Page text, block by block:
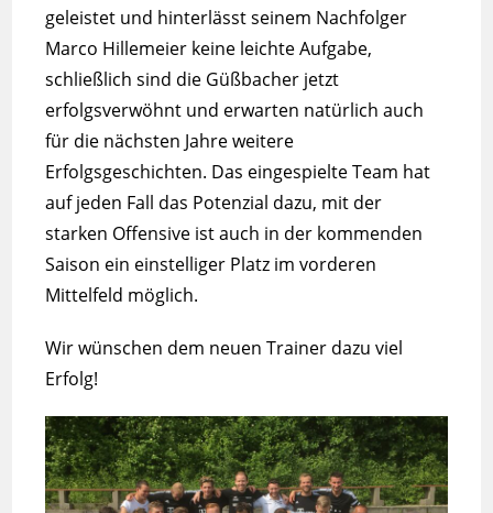
geleistet und hinterlässt seinem Nachfolger
Marco Hillemeier keine leichte Aufgabe,
schließlich sind die Güßbacher jetzt
erfolgsverwöhnt und erwarten natürlich auch
für die nächsten Jahre weitere
Erfolgsgeschichten. Das eingespielte Team hat
auf jeden Fall das Potenzial dazu, mit der
starken Offensive ist auch in der kommenden
Saison ein einstelliger Platz im vorderen
Mittelfeld möglich.
Wir wünschen dem neuen Trainer dazu viel
Erfolg!